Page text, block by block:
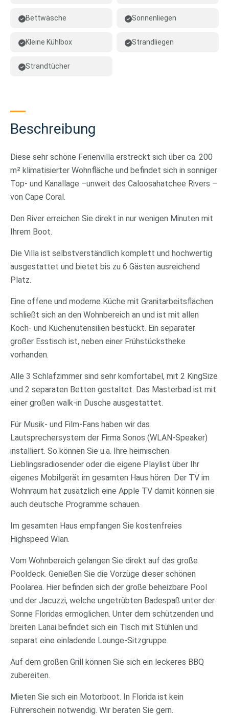
Bettwäsche Sonnenliegen
Kleine Kühlbox Strandliegen
Strandtücher
Beschreibung
Diese sehr schöne Ferienvilla erstreckt sich über ca. 200
m² klimatisierter Wohnfläche und befindet sich in sonniger
Top- und Kanallage –unweit des Caloosahatchee Rivers –
von Cape Coral.
Den River erreichen Sie direkt in nur wenigen Minuten mit
Ihrem Boot.
Die Villa ist selbstverständlich komplett und hochwertig
ausgestattet und bietet bis zu 6 Gästen ausreichend
Platz.
Eine offene und moderne Küche mit Granitarbeitsflächen
schließt sich an den Wohnbereich an und ist mit allen
Koch- und Küchenutensilien bestückt. Ein separater
großer Esstisch ist, neben einer Frühstückstheke
vorhanden.
Alle 3 Schlafzimmer sind sehr komfortabel, mit 2 KingSize
und 2 separaten Betten gestaltet. Das Masterbad ist mit
einer großen walk-in Dusche ausgestattet.
Für Musik- und Film-Fans haben wir das
Lautsprechersystem der Firma Sonos (WLAN-Speaker)
installiert. So können Sie u.a. Ihre heimischen
Lieblingsradiosender oder die eigene Playlist über Ihr
eigenes Mobilgerät im gesamten Haus hören. Der TV im
Wohnraum hat zusätzlich eine Apple TV damit können sie
auch deutsche Programme schauen.
Im gesamten Haus empfangen Sie kostenfreies
Highspeed Wlan.
Vom Wohnbereich gelangen Sie direkt auf das große
Pooldeck. Genießen Sie die Vorzüge dieser schönen
Poolarea. Hier befinden sich der große beheizbare Pool
und der Jacuzzi, welche ungetrübten Badespaß unter der
Sonne Floridas ermöglichen. Unter dem schützenden und
breiten Lanai befindet sich ein Tisch mit Stühlen und
separat eine einladende Lounge-Sitzgruppe.
Auf dem großen Grill können Sie sich ein leckeres BBQ
zubereiten.
Mieten Sie sich ein Motorboot. In Florida ist kein
Führerschein notwendig. Wir beraten Sie gern.